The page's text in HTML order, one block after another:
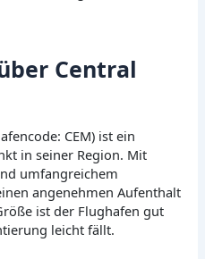
Central
CEM) ist ein
in seiner Region. Mit
umfangreichem
angenehmen Aufenthalt
ist der Flughafen gut
leicht fällt.